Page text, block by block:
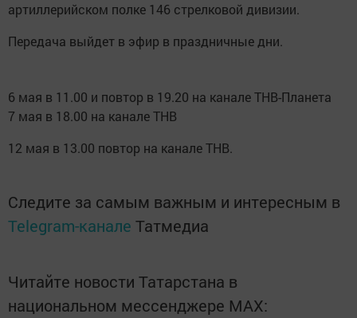
артиллерийском полке 146 стрелковой дивизии.
Передача выйдет в эфир в праздничные дни.
6 мая в 11.00 и повтор в 19.20 на канале ТНВ-Планета
7 мая в 18.00 на канале ТНВ
12 мая в 13.00 повтор на канале ТНВ.
Следите за самым важным и интересным в
Telegram-канале Татмедиа
Читайте новости Татарстана в
национальном мессенджере MАХ: